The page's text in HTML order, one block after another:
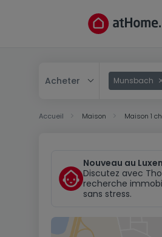
Acheter Munsbach
Accueil Maison Maison 1
Nouveau au
Discutez avec
recherche
sans stress.